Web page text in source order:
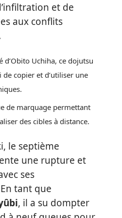
et de
aux conflits
d’Obito Uchiha, ce dojutsu
de copier et d’utiliser une
de marquage permettant
des cibles à distance.
le septième
une rupture et
ses
tant que
, il a su dompter